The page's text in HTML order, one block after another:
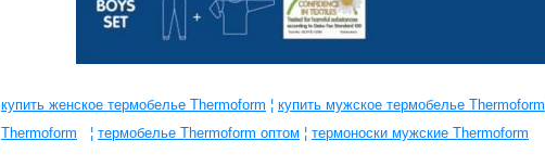
купить женское термобелье Thermoform ¦ купить мужское термобелье Thermoform
Thermoform
¦ термобелье Thermoform оптом ¦ термоноски мужские Thermoform